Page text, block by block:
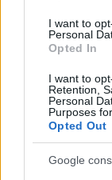
I want to
Personal
Opted In
I want to
Retention,
Personal
Purposes
Opted Out
Google